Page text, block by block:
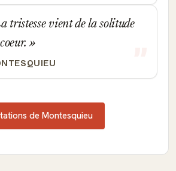
tristesse vient de la solitude
de Montesquieu